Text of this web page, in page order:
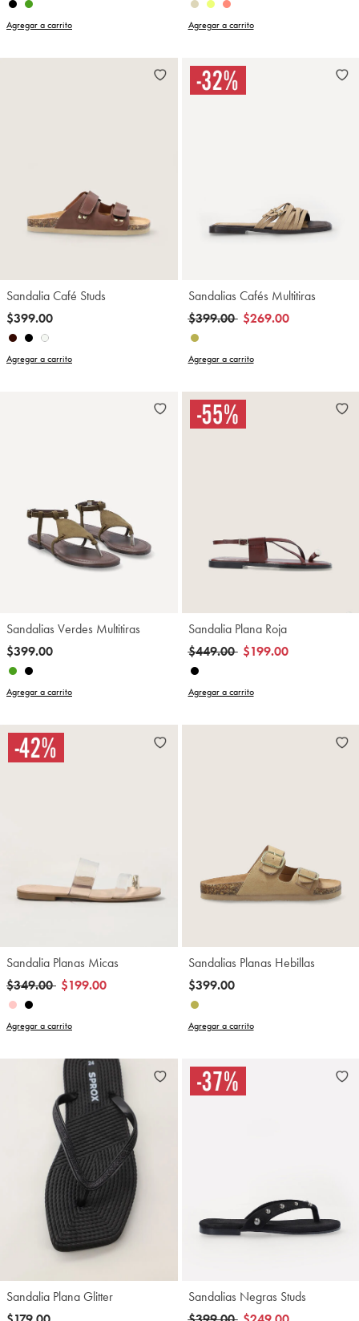
Agregar a carrito Agregar a carrito
Sandalia Café Studs
$399.00
Agregar a carrito
Sandalias Cafés Multitiras
Precio reducido de
$399.00a$269.00
Agregar a carrito
Sandalias Verdes Multitiras
$399.00
Agregar a carrito
Sandalia Plana Roja
Precio reducido de
$449.00a$199.00
Agregar a carrito
Sandalia Planas Micas
Precio reducido de
$349.00a$199.00
Agregar a carrito
Sandalias Planas Hebillas
$399.00
Agregar a carrito
Sandalia Plana Glitter
Sandalias Negras Studs